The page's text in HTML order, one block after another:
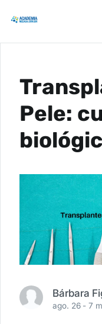
Pele:
ago. 26 -7